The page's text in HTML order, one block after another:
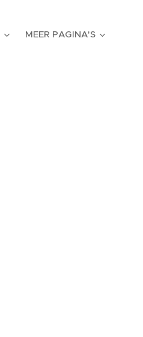
MEER PAGINA'S